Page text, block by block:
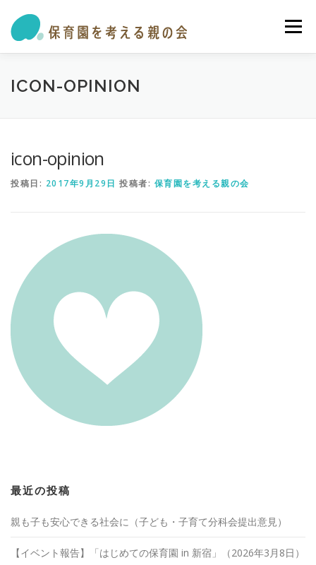
メニュー
私たちの活動 保育園・学童ガイド
ICON-OPINION
icon-opinion
投稿日: 2017年9月29日 投稿者: 保育園を考える親の会
最近の投稿
親も子も安心できる社会に（子ども・子育て分科会提出意見）
【イベント報告】「はじめての保育園 in 新宿」（2026年3月8日）